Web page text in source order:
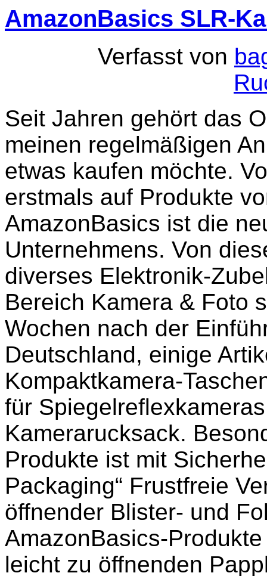
AmazonBasics SLR-
Verfasst von
Seit Jahren gehört das
meinen regelmäßigen
etwas kaufen möchte.
erstmals auf Produkte
AmazonBasics ist die
Unternehmens. Von
diverses Elektronik-
Bereich Kamera & Foto
Wochen nach der
Deutschland, einige
Kompaktkamera-
für
Kamerarucksack.
Produkte ist mit
Packaging“ Frustfreie
öffnender Blister- und
AmazonBasics-
leicht zu öffnenden